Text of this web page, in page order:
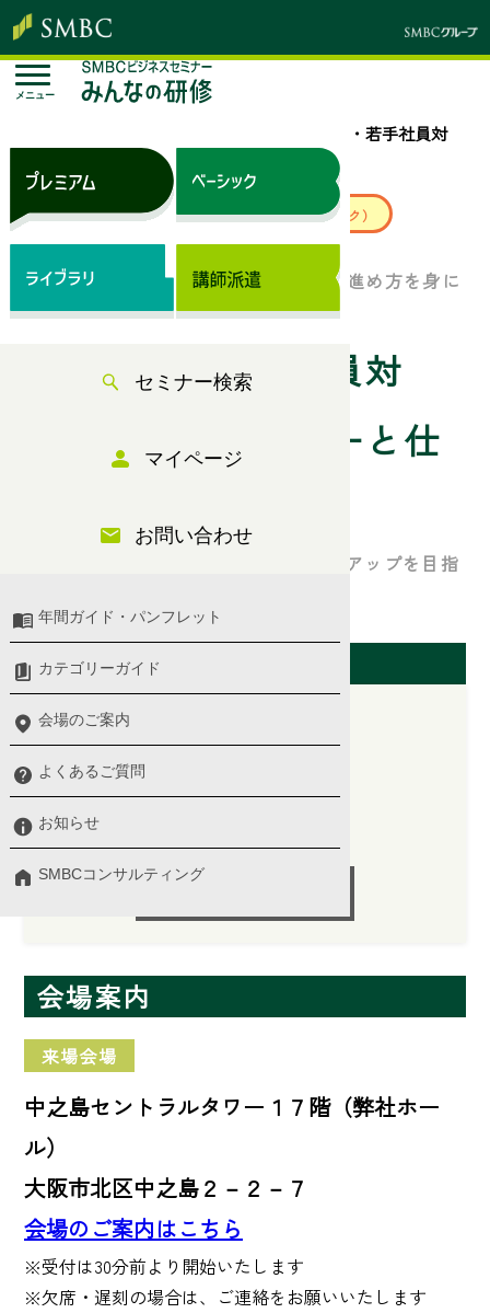
メニュー
セミナー検索
マイページ
お問い合わせ
年間ガイド・パンフレット
カテゴリーガイド
会場のご案内
よくあるご質問
お知らせ
SMBCコンサルティング
新入社員・若手社員対
象 ビジネスマナーと仕事の基本（前編）
来場セミナー ベーシック（サブスク）
好感度の高いビジネスマナーと仕事の進め方を身に
つけ、主体的に行動しよう！
新入社員・若手社員対
象 ビジネスマナーと仕
知識+実践トレーニングを通じて印象アップを目指
開催日（大阪会場）
2026/01/30(金)
10:00 〜 13:00
会場案内
来場会場
中之島セントラルタワー１７階（弊社ホー
ル）
大阪市北区中之島２－２－７
会場のご案内はこちら
※受付は30分前より開始いたします
※欠席・遅刻の場合は、ご連絡をお願いいたします